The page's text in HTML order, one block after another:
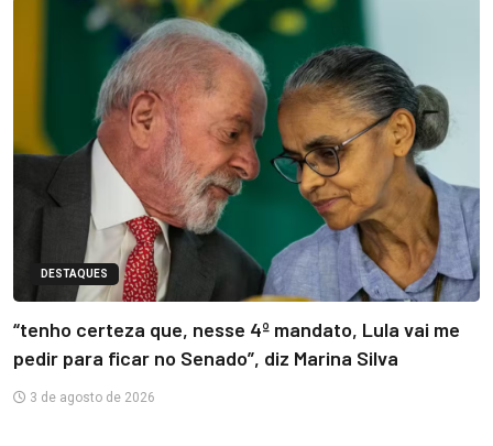
DESTAQUES
“tenho certeza que, nesse 4º mandato, Lula vai me
pedir para ficar no Senado”, diz Marina Silva
3 de agosto de 2026